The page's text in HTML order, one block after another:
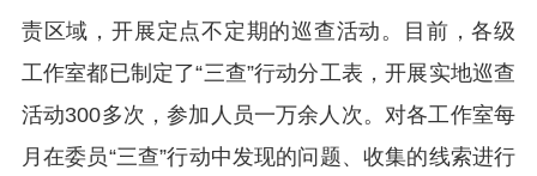
责区域，开展定点不定期的巡查活动。目前，各级
工作室都已制定了“三查”行动分工表，开展实地巡查
活动300多次，参加人员一万余人次。对各工作室每
月在委员“三查”行动中发现的问题、收集的线索进行